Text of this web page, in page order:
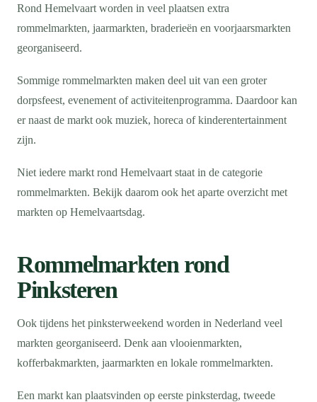
Rond Hemelvaart worden in veel plaatsen extra
rommelmarkten, jaarmarkten, braderieën en voorjaarsmarkten
georganiseerd.
Sommige rommelmarkten maken deel uit van een groter
dorpsfeest, evenement of activiteitenprogramma. Daardoor kan
er naast de markt ook muziek, horeca of kinderentertainment
zijn.
Niet iedere markt rond Hemelvaart staat in de categorie
rommelmarkten. Bekijk daarom ook het aparte overzicht met
markten op Hemelvaartsdag.
Rommelmarkten rond
Pinksteren
Ook tijdens het pinksterweekend worden in Nederland veel
markten georganiseerd. Denk aan vlooienmarkten,
kofferbakmarkten, jaarmarkten en lokale rommelmarkten.
Een markt kan plaatsvinden op eerste pinksterdag, tweede